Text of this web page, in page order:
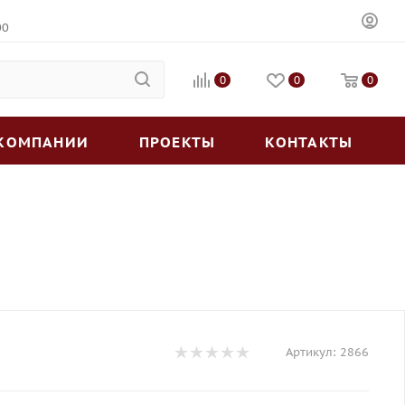
0 0 0
ПРОЕКТЫ КОНТАКТЫ
Артикул: 2866